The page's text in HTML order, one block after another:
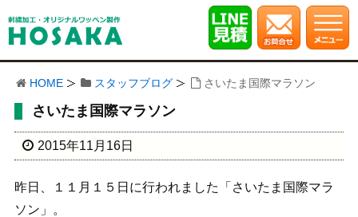
HOME スタッフブログ さいたま国際マラソン
さいたま国際マラソン
2015年11月16日
昨日、１１月１５日に行われました「さいたま国際マラ
ソン」。